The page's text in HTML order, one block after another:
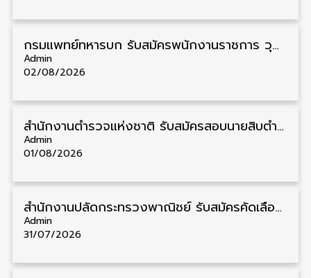
กรมแพทย์ทหารบก รับสมัครพนักงานราชการ วุฒิ ม.3/ม.6/ปวช./ปวท./ปวส. 6 อัตรา รับสมัคร 3 – 7 สิงหาคม
Admin
02/08/2026
สำนักงานตำรวจแห่งชาติ รับสมัครสอบนายสิบตำรวจ วุฒิ ม.6/ปวช. 6,000 อัตรา รับสมัคร 8 – 19 สิงหาคม
Admin
01/08/2026
สำนักงานปลัดกระทรวงพาณิชย์ รับสมัครคัดเลือกพนักงานราชการ วุฒิ ปวส./ป.ตรี 11 อัตรา รับสมัคร 10 – 21 สิงหาคม
Admin
31/07/2026